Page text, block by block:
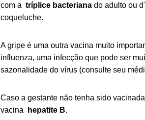
com a tríplice bacterianado adulto ou
coqueluche.
A gripe é uma outra vacina muito
influenza, uma infecção que pode ser
sazonalidade do vírus (consulte seu
Caso a gestante não tenha sido
vacina
hepatite B.